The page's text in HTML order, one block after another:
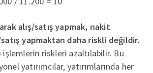
alış/satış yapmak, nakit
yapmaktan daha riskli değildir.
işlemlerin riskleri azaltılabilir. Bu
yatırımcılar, yatırımlarında her